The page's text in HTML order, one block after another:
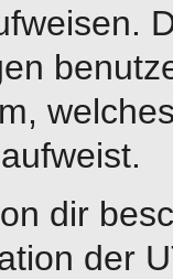
dir
der